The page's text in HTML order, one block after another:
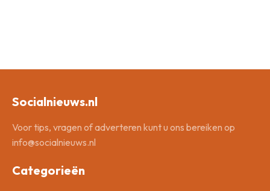
Socialnieuws.nl
Voor tips, vragen of adverteren kunt u ons bereiken op
info@socialnieuws.nl
Categorieën